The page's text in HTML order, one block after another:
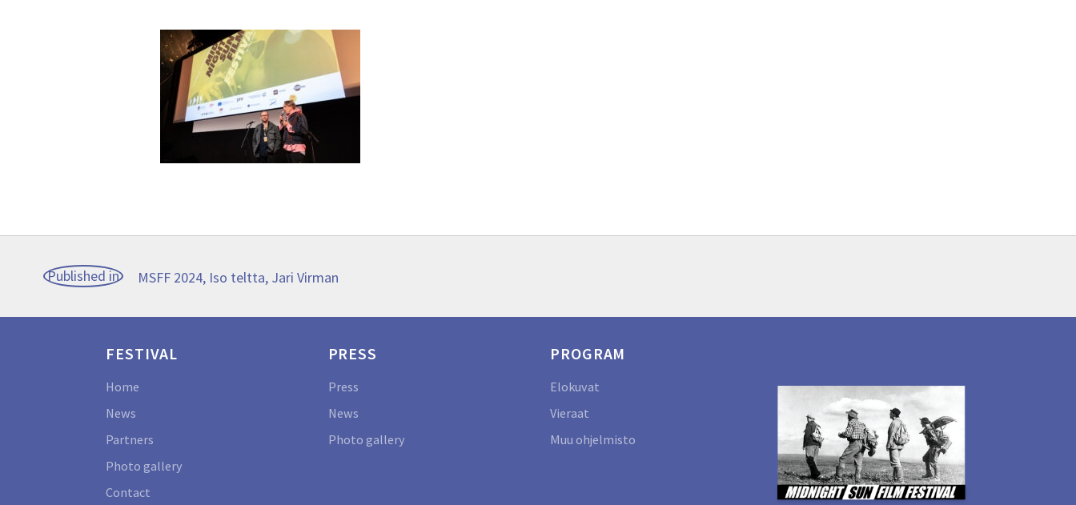
Post
navigation
Published in MSFF 2024, Iso teltta, Jari Virman
FESTIVAL
Home
News
Partners
Photo gallery
Contact
PRESS
Press
News
Photo gallery
PROGRAM
Elokuvat
Vieraat
Muu ohjelmisto